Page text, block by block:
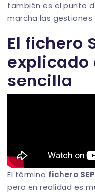
también es el punto
marcha las
El fichero
explicado
sencilla
El término fichero
pero en realidad es